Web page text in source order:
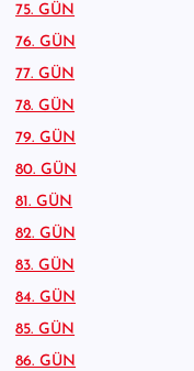
75. GÜN
76. GÜN
77. GÜN
78. GÜN
79. GÜN
80. GÜN
81. GÜN
82. GÜN
83. GÜN
84. GÜN
85. GÜN
86. GÜN